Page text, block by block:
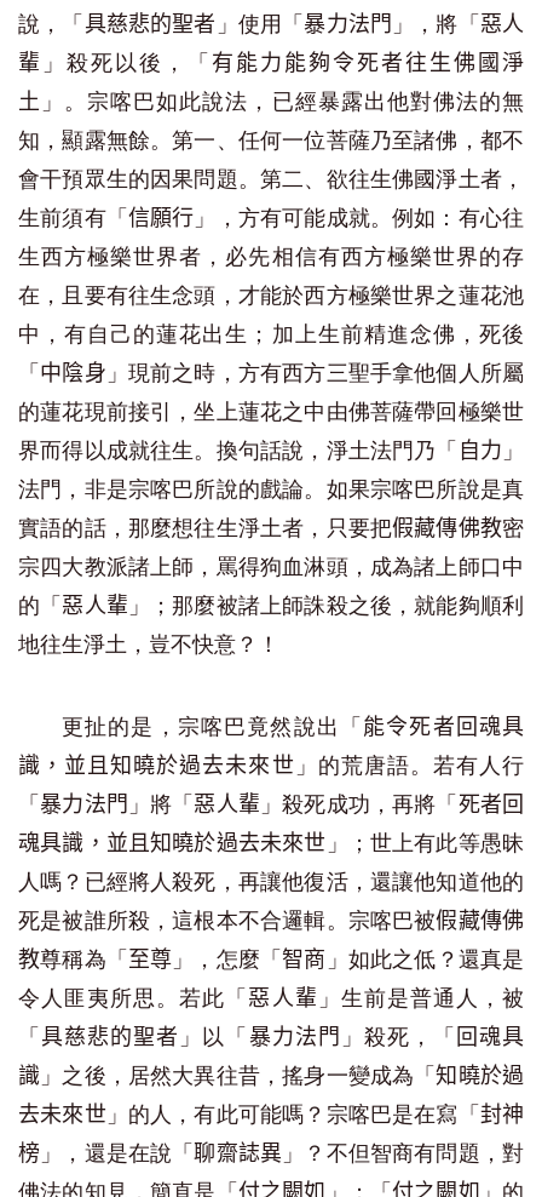
說，「 具慈悲的聖者 」使用「 暴力法門 」，將「 惡人
輩 」殺死以後，「 有能力能夠令死者往生佛國淨
土 」。宗喀巴如此說法，已經暴露出他對佛法的無
知，顯露無餘。第一、任何一位菩薩乃至諸佛，都不
會干預眾生的因果問題。第二、欲往生佛國淨土者，
生前須有「 信願行 」，方有可能成就。例如：有心往
生西方極樂世界者，必先相信有西方極樂世界的存
在，且要有往生念頭，才能於西方極樂世界之蓮花池
中，有自己的蓮花出生；加上生前精進念佛，死後
「 中陰身 」現前之時，方有西方三聖手拿他個人所屬
的蓮花現前接引，坐上蓮花之中由佛菩薩帶回極樂世
界而得以成就往生。換句話說，淨土法門乃「 自力 」
法門，非是宗喀巴所說的戲論。如果宗喀巴所說是真
實語的話，那麼想往生淨土者，只要把假藏傳佛教密
宗四大教派諸上師，罵得狗血淋頭，成為諸上師口中
的「 惡人輩 」；那麼被諸上師誅殺之後，就能夠順利
地往生淨土，豈不快意？！
更扯的是，宗喀巴竟然說出「 能令死者回魂具
識，並且知曉於過去未來世 」的荒唐語。若有人行
「 暴力法門 」將「 惡人輩 」殺死成功，再將「 死者回
魂具識，並且知曉於過去未來世 」；世上有此等愚昧
人嗎？已經將人殺死，再讓他復活，還讓他知道他的
死是被誰所殺，這根本不合邏輯。宗喀巴被假藏傳佛
教尊稱為「 至尊 」，怎麼「智商 」如此之低？還真是
令人匪夷所思。若此「 惡人輩 」生前是普通人，被
「 具慈悲的聖者 」以「 暴力法門 」殺死，「 回魂具
識 」之後，居然大異往昔，搖身一變成為「知曉於過
去未來世 」的人，有此可能嗎？宗喀巴是在寫「 封神
榜 」，還是在說「聊齋誌異 」？不但智商有問題，對
付之闕如 付之闕如